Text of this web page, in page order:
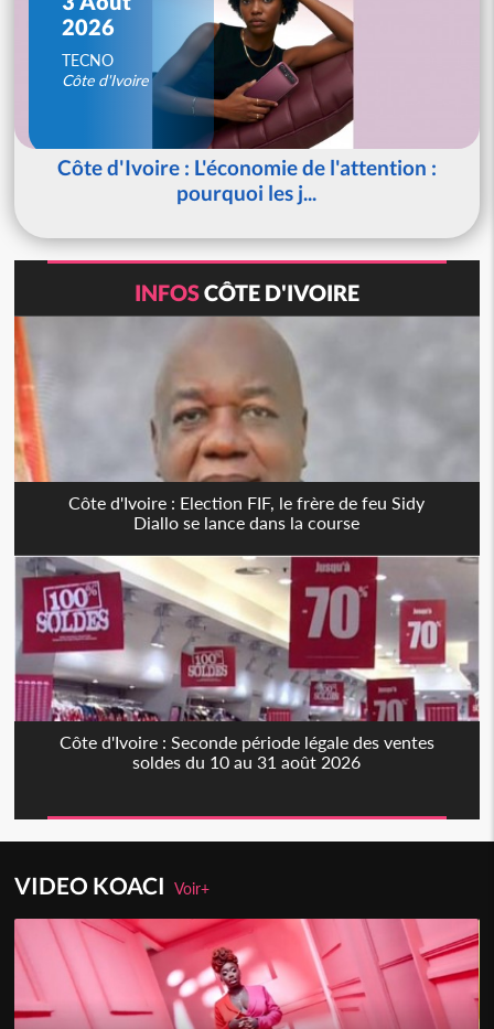
2026
TECNO
Côte d'Ivoire
Côte d'Ivoire : L'économie de l'attention :
pourquoi les j...
INFOSCÔTE D'IVOIRE
Côte d'Ivoire : Election FIF, le frère de feu Sidy
Diallo se lance dans la course
Côte d'Ivoire : Seconde période légale des ventes
soldes du 10 au 31 août 2026
VIDEO KOACIVoir+